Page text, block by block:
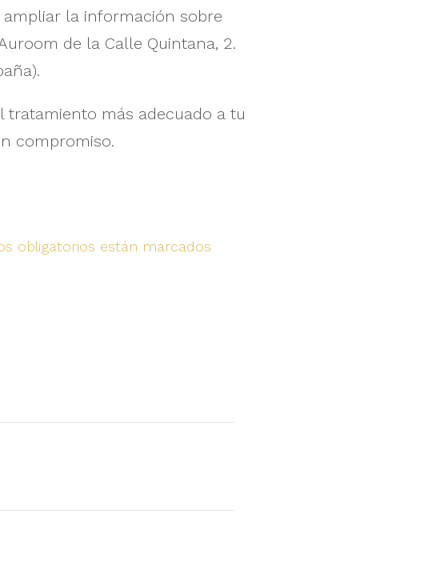
ampliar la información sobre
de la Calle Quintana, 2.
tratamiento más adecuado a tu
compromiso.
obligatorios están marcados